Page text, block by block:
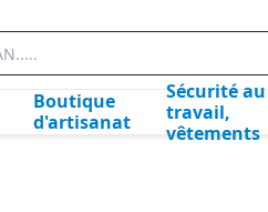
Boutique
d'artisanat
Sécurité au
travail,
vêtements